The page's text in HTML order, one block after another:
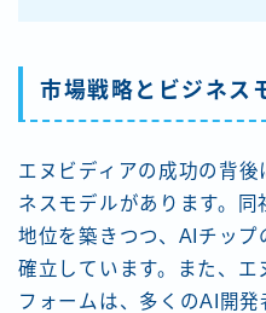
市場戦略とビジネス
エヌビディアの成功の背
ネスモデルがあります。
地位を築きつつ、AIチッ
確立しています。また、
フォームは、多くのAI開